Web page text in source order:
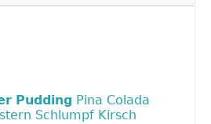
Pudding Pina Colada
Schlumpf Kirsch